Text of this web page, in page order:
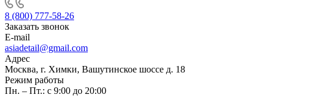
8 (800) 777-58-26
Заказать звонок
E-mail
asiadetail@gmail.com
Адрес
Москва, г. Химки, Вашутинское шоссе д. 18
Режим работы
Пн. – Пт.: с 9:00 до 20:00